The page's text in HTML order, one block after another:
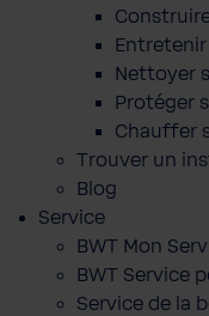
Nettoyer
Protéger
Chauffer
Trouver un
Blog
Service
BWT Mon
BWT Service
Service de la